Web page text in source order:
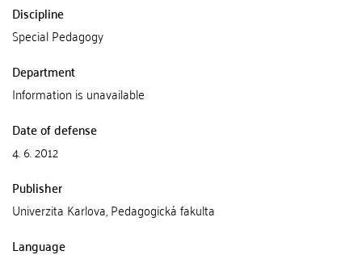
Discipline
Special Pedagogy
Department
Information is unavailable
Date of defense
4. 6. 2012
Publisher
Univerzita Karlova, Pedagogická fakulta
Language